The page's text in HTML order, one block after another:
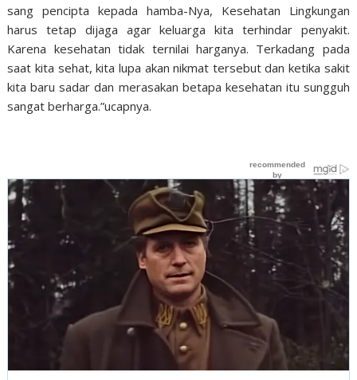
sang pencipta kepada hamba-Nya, Kesehatan Lingkungan
harus tetap dijaga agar keluarga kita terhindar penyakit.
Karena kesehatan tidak ternilai harganya. Terkadang pada
saat kita sehat, kita lupa akan nikmat tersebut dan ketika sakit
kita baru sadar dan merasakan betapa kesehatan itu sungguh
sangat berharga.”ucapnya.